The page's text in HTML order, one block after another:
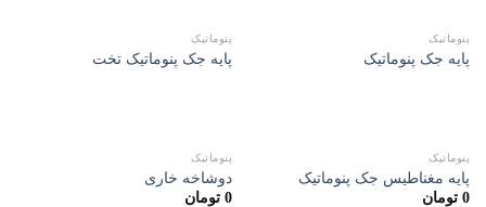
پنوماتیک
پایه جک پنوماتیک
پنوماتیک
پایه جک پنوماتیک تخت
پنوماتیک
پایه مغناطیس جک پنوماتیک
0 تومان
پنوماتیک
دوشاخه خاری
0 تومان